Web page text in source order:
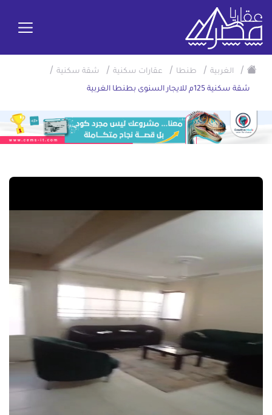
/ الغربية / طنطا / عقارات سكنية / شقة سكنية /
شقة سكنية 125م للايجار السنوى بطنطا الغربية